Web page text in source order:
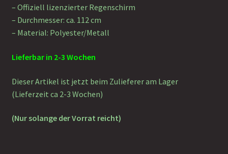
– Offiziell lizenzierter Regenschirm
– Durchmesser: ca. 112 cm
– Material: Polyester/Metall
Lieferbar in 2-3 Wochen
Dieser Artikel ist jetzt beim Zulieferer am Lager
(Lieferzeit ca 2-3 Wochen)
(Nur solange der Vorrat reicht)